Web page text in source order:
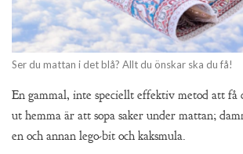
Ser du mattan i det blå? Allt du önskar ska du få!
En gammal, inte speciellt effektiv metod att få
ut hemma är att sopa saker under mattan;
en och annan lego-bit och kaksmula.